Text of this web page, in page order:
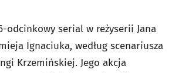
odcinkowy serial w reżyserii Jana
Ignaciuka, według scenariusza
Krzemińskiej. Jego akcja